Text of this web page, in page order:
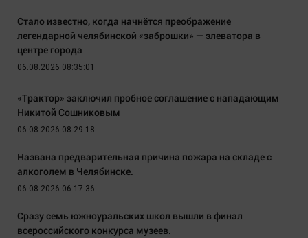
Стало известно, когда начнётся преображение
легендарной челябинской «заброшки» — элеватора в
центре города
06.08.2026 08:35:01
«Трактор» заключил пробное соглашение с нападающим
Никитой Сошниковым
06.08.2026 08:29:18
Названа предварительная причина пожара на складе с
алкоголем в Челябинске.
06.08.2026 06:17:36
Сразу семь южноуральских школ вышли в финал
всероссийского конкурса музеев.